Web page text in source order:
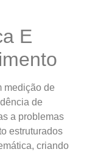
E
medição de
de
a problemas
estruturados
criando